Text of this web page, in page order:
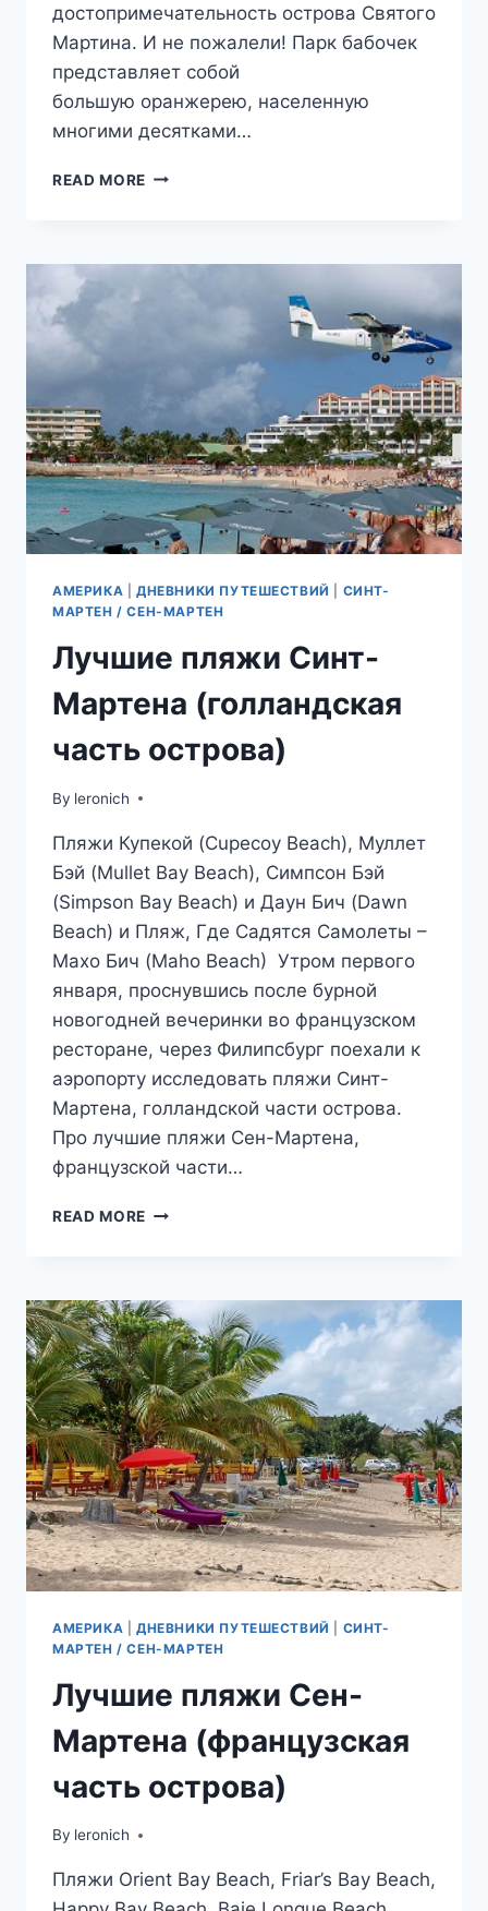
достопримечательность острова Святого
Мартина. И не пожалели! Парк бабочек
представляет собой
большую оранжерею, населенную
многими десятками…
READ MORE ОСТРОВ
БАБОЧЕК.
АМЕРИКА ДНЕВНИКИ ПУТЕШЕСТВИЙ
СИНТ-
МАРТЕН / СЕН-МАРТЕН
Лучшие пляжи Синт-
Мартена (голландская
часть острова)
By leronich
Пляжи Купекой (Cupecoy Beach), Муллет
Бэй (Mullet Bay Beach), Симпсон Бэй
(Simpson Bay Beach) и Даун Бич (Dawn
Beach) и Пляж, Где Садятся Самолеты –
Махо Бич (Maho Beach) Утром первого
января, проснувшись после бурной
новогодней вечеринки во французском
ресторане, через Филипсбург поехали к
аэропорту исследовать пляжи Синт-
Мартена, голландской части острова.
Про лучшие пляжи Сен-Мартена,
французской части…
READ MORE ЛУЧШИЕ
(ГОЛЛАНДСКАЯ
ЧАСТЬ
ОСТРОВА)
АМЕРИКА ДНЕВНИКИ ПУТЕШЕСТВИЙ
СИНТ-
МАРТЕН / СЕН-МАРТЕН
Лучшие пляжи Сен-
Мартена (французская
часть острова)
By leronich
Пляжи Orient Bay Beach, Friar’s Bay Beach,